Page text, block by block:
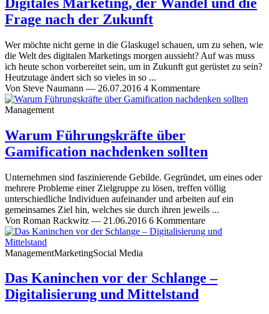
Frage nach der Zukunft
Wer möchte nicht gerne in die Glaskugel schauen, um zu sehen, wie
die Welt des digitalen Marketings morgen aussieht? Auf was muss
ich heute schon vorbereitet sein, um in Zukunft gut gerüstet zu sein?
Heutzutage ändert sich so vieles in so ...
Von Steve Naumann — 26.07.2016 4 Kommentare
Management
Warum Führungskräfte über
Gamification nachdenken sollten
Unternehmen sind faszinierende Gebilde. Gegründet, um eines oder
mehrere Probleme einer Zielgruppe zu lösen, treffen völlig
unterschiedliche Individuen aufeinander und arbeiten auf ein
gemeinsames Ziel hin, welches sie durch ihren jeweils ...
Von Roman Rackwitz — 21.06.2016 6 Kommentare
ManagementMarketingSocial Media
Das Kaninchen vor der Schlange –
Digitalisierung und Mittelstand